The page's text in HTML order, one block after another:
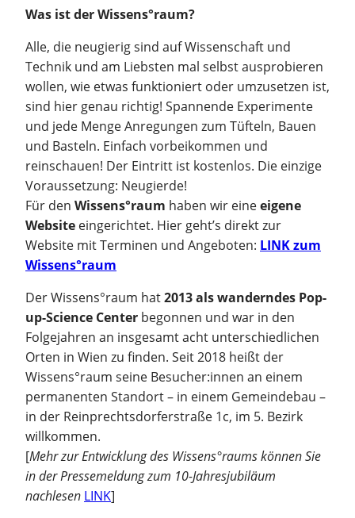
Was ist der Wissens°raum?
Alle, die neugierig sind auf Wissenschaft und
Technik und am Liebsten mal selbst ausprobieren
wollen, wie etwas funktioniert oder umzusetzen ist,
sind hier genau richtig! Spannende Experimente
und jede Menge Anregungen zum Tüfteln, Bauen
und Basteln. Einfach vorbeikommen und
reinschauen! Der Eintritt ist kostenlos. Die einzige
Voraussetzung: Neugierde!
Für den Wissens°raum haben wir eineeigene
Website eingerichtet. Hier geht’s direkt zur
Website mit Terminen und Angeboten: LINK zum
Wissens°raum
Der Wissens°raum hat2013 als wanderndes Pop-
up-Science Center begonnen und war in den
Folgejahren an insgesamt acht unterschiedlichen
Orten in Wien zu finden. Seit 2018 heißt der
Wissens°raum seine Besucher:innen an einem
permanenten Standort – in einem Gemeindebau –
in der Reinprechtsdorferstraße 1c, im 5. Bezirk
willkommen.
[Mehr zur Entwicklung des Wissens°raums können Sie
in der Pressemeldung zum 10-Jahresjubiläum
nachlesen LINK]